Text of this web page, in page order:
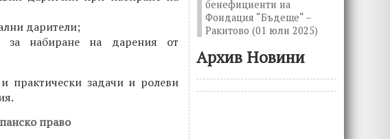
дарители;
за набиране на дарения от
практически задачи и ролеви
право
бенефициенти на
Фондация “Бъдеще“ –
Ракитово (01 юли 2025)
Архив Новини